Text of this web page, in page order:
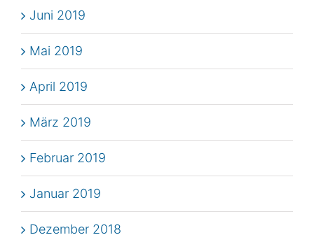
Juni 2019
Mai 2019
April 2019
März 2019
Februar 2019
Januar 2019
Dezember 2018